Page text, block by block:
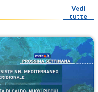
Vedi
tutte